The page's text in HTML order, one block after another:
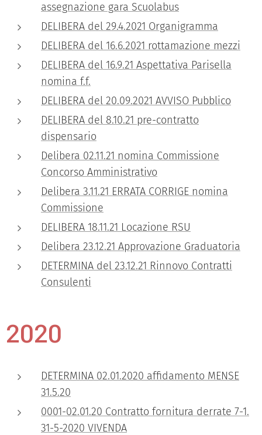
assegnazione gara Scuolabus
DELIBERA del 29.4.2021 Organigramma
DELIBERA del 16.6.2021 rottamazione mezzi
DELIBERA del 16.9.21 Aspettativa Parisella
nomina f.f.
DELIBERA del 20.09.2021 AVVISO Pubblico
DELIBERA del 8.10.21 pre-contratto
dispensario
Delibera 02.11.21 nomina Commissione
Concorso Amministrativo
Delibera 3.11.21 ERRATA CORRIGE nomina
Commissione
DELIBERA 18.11.21 Locazione RSU
Delibera 23.12.21 Approvazione Graduatoria
DETERMINA del 23.12.21 Rinnovo Contratti
Consulenti
2020
DETERMINA 02.01.2020 affidamento MENSE
31.5.20
0001-02.01.20 Contratto fornitura derrate 7-1.
31-5-2020 VIVENDA